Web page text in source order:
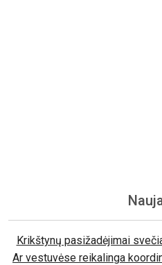
Krikštynų pasižadėjimai
Ar vestuvėse reikalinga